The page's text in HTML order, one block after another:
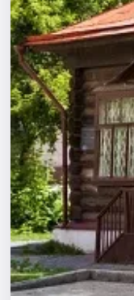
Города
Площадки
Артисты
Рейтинги